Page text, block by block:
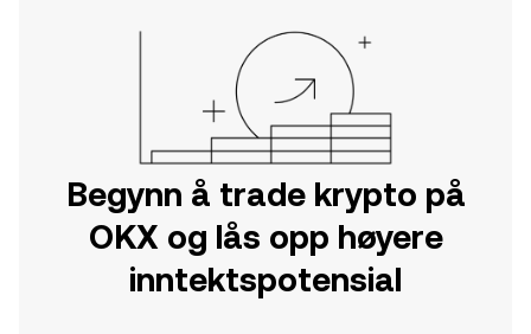
Begynn å trade krypto på
OKX og lås opp høyere
inntektspotensial